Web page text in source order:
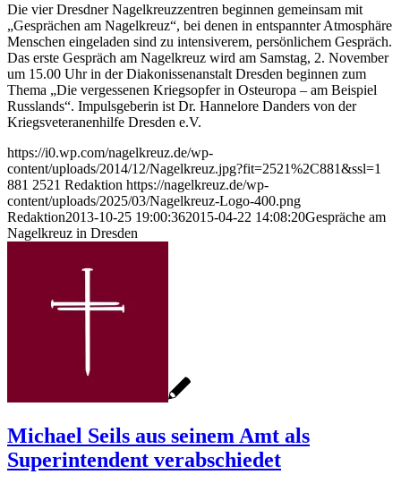
Die vier Dresdner Nagelkreuzzentren beginnen gemeinsam mit
„Gesprächen am Nagelkreuz“, bei denen in entspannter Atmosphäre
Menschen eingeladen sind zu intensiverem, persönlichem Gespräch.
Das erste Gespräch am Nagelkreuz wird am Samstag, 2. November
um 15.00 Uhr in der Diakonissenanstalt Dresden beginnen zum
Thema „Die vergessenen Kriegsopfer in Osteuropa – am Beispiel
Russlands“. Impulsgeberin ist Dr. Hannelore Danders von der
Kriegsveteranenhilfe Dresden e.V.
https://i0.wp.com/nagelkreuz.de/wp-
content/uploads/2014/12/Nagelkreuz.jpg?fit=2521%2C881&ssl=1
881 2521 Redaktion https://nagelkreuz.de/wp-
content/uploads/2025/03/Nagelkreuz-Logo-400.png
Redaktion2013-10-25 19:00:362015-04-22 14:08:20Gespräche am
Nagelkreuz in Dresden
Michael Seils aus seinem Amt als
Superintendent verabschiedet